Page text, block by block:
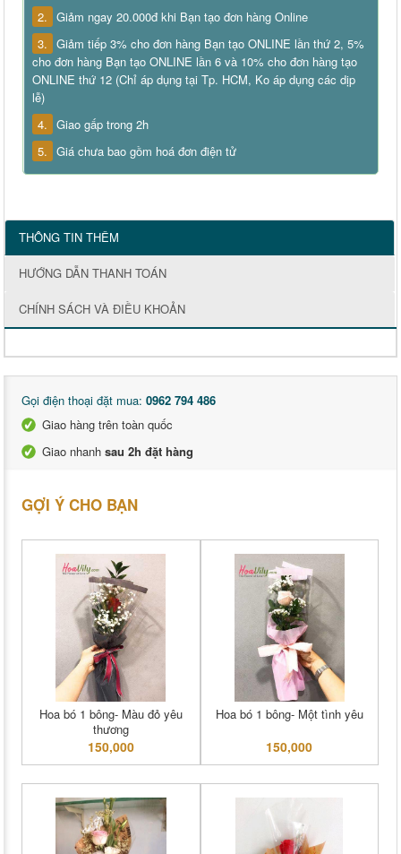
2. Giảm ngay 20.000đ khi Bạn tạo đơn hàng Online
3. Giảm tiếp 3% cho đơn hàng Bạn tạo ONLINE lần thứ 2, 5%
cho đơn hàng Bạn tạo ONLINE lần 6 và 10% cho đơn hàng tạo
ONLINE thứ 12 (Chỉ áp dụng tại Tp. HCM, Ko áp dụng các dịp
lễ)
4. Giao gấp trong 2h
5. Giá chưa bao gồm hoá đơn điện tử
THÔNG TIN THÊM
HƯỚNG DẪN THANH TOÁN
CHÍNH SÁCH VÀ ĐIỀU KHOẢN
Gọi điện thoại đặt mua: 0962 794 486
Giao hàng trên toàn quốc
Giao nhanh sau 2h đặt hàng
GỢI Ý CHO BẠN
Hoa bó 1 bông- Màu đỏ yêu
thương
150,000
Hoa bó 1 bông- Một tình yêu
150,000